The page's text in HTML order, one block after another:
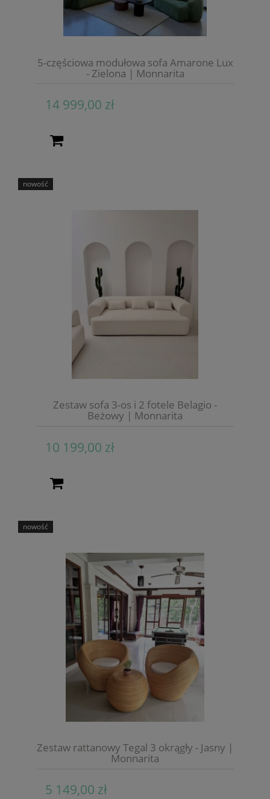
5-częściowa modułowa sofa Amarone Lux
- Zielona | Monnarita
14 999,00 zł
Zestaw sofa 3-os i 2 fotele Belagio -
Beżowy | Monnarita
10 199,00 zł
nowość
Zestaw rattanowy Tegal 3 okrągły - Jasny |
Monnarita
5 149,00 zł
nowość